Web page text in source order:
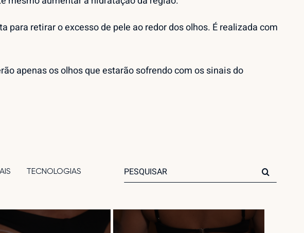
retirar o excesso de pele ao redor dos olhos. É realizada com
apenas os olhos que estarão sofrendo com os sinais do
TECNOLOGIAS
Search
for: